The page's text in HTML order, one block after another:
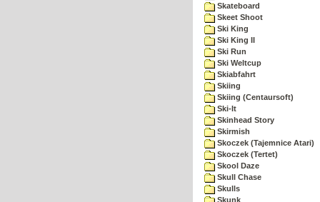
Skateboard
Skeet Shoot
Ski King
Ski King II
Ski Run
Ski Weltcup
Skiabfahrt
Skiing
Skiing (Centaursoft)
Ski-It
Skinhead Story
Skirmish
Skoczek (Tajemnice Atari)
Skoczek (Tertet)
Skool Daze
Skull Chase
Skulls
Skunk